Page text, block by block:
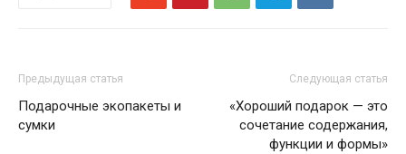
Предыдущая статья
Подарочные экопакеты и
сумки
Следующая статья
«Хороший подарок — это
сочетание содержания,
функции и формы»